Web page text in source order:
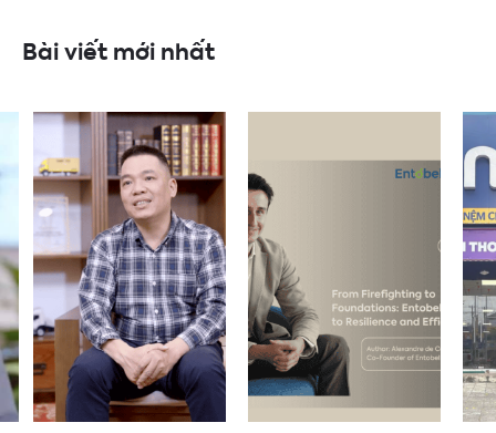
Bài viết mới nhất